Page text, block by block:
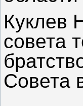
Куклев
совета
Совета